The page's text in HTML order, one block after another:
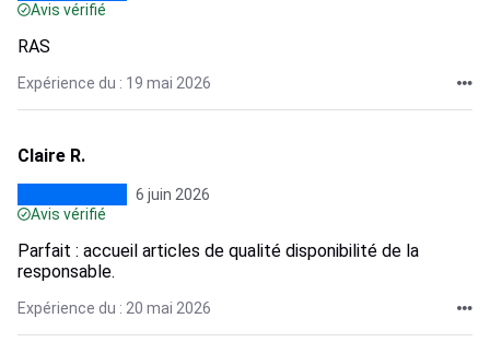
Avis vérifié
RAS
Expérience du : 19 mai 2026
Claire R.
6 juin 2026
Avis vérifié
Parfait : accueil articles de qualité disponibilité de la
responsable.
Expérience du : 20 mai 2026